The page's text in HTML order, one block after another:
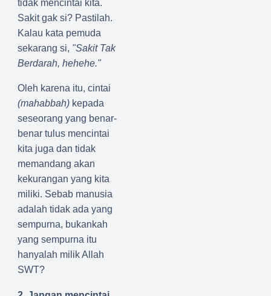
tidak mencintai kita.
Sakit gak si? Pastilah.
Kalau kata pemuda
sekarang si, "Sakit Tak
Berdarah, hehehe."
Oleh karena itu, cintai
(mahabbah) kepada
seseorang yang benar-
benar tulus mencintai
kita juga dan tidak
memandang akan
kekurangan yang kita
miliki. Sebab manusia
adalah tidak ada yang
sempurna, bukankah
yang sempurna itu
hanyalah milik Allah
SWT?